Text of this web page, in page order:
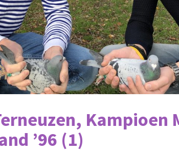
Kampioen
’96 (1)